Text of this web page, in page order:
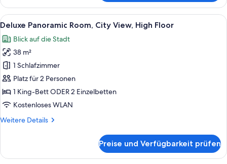
Room,
City
View
Alle
Fotos
für
Deluxe
Panoramic
Room,
City
View,
Floor
Ein modernes Hotelzimmer mit
6
Deluxe Panoramic Room, City View, High Floor
Blick auf die Stadt
38 m²
1 Schlafzimmer
Platz für 2 Personen
1 King-Bett ODER 2 Einzelbetten
Kostenloses WLAN
Weitere Details
Weitere
Panoramic
Preise und Verfügbarkeit prüfen